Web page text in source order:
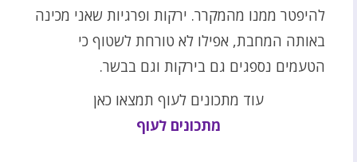
להיפטר ממנו מהמקרר. ירקות ופרגיות שאני מכינה
באותה המחבת, אפילו לא טורחת לשטוף כי
הטעמים נספגים גם בירקות וגם בבשר.
עוד מתכונים לעוף תמצאו כאן
מתכונים לעוף